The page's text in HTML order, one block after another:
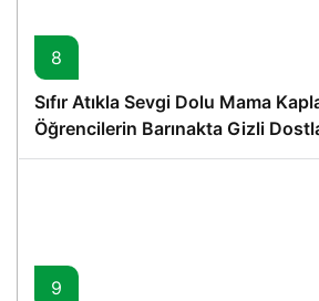
8
Sıfır Atıkla Sevgi Dolu Mama
Öğrencilerin Barınakta Gizli
Proje
9